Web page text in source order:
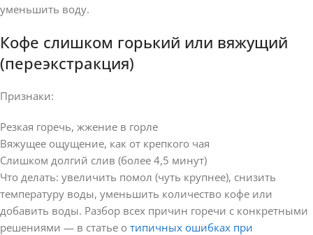
уменьшить воду.
Кофе слишком горький или вяжущий
(переэкстракция)
Признаки:
Резкая горечь, жжение в горле
Вяжущее ощущение, как от крепкого чая
Слишком долгий слив (более 4,5 минут)
Что делать: увеличить помол (чуть крупнее), снизить
температуру воды, уменьшить количество кофе или
добавить воды. Разбор всех причин горечи с конкретными
решениями — в статье о типичных ошибках при